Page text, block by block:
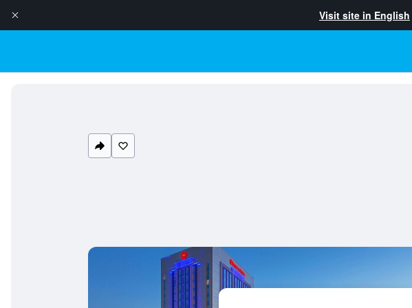
Visit site in English